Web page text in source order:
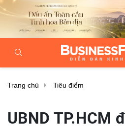
Trang chủ Tiêu điểm
UBND TP.HCM